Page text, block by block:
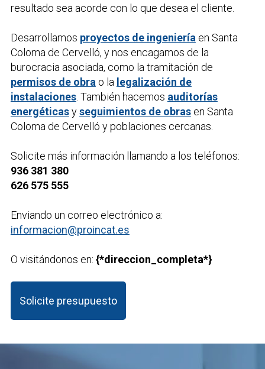
resultado sea acorde con lo que desea el cliente.
Desarrollamos proyectos de ingeniería en Santa
Coloma de Cervelló, y nos encagamos de la
burocracia asociada, como la tramitación de
permisos de obra o la legalización de
instalaciones. También hacemos auditorías
energéticasyseguimientos de obrasen Santa
Coloma de Cervelló y poblaciones cercanas.
Solicite más información llamando a los teléfonos:
936 381 380
626 575 555
Enviando un correo electrónico a:
informacion@proincat.es
O visitándonos en: {*direccion_completa*}
Solicite presupuesto